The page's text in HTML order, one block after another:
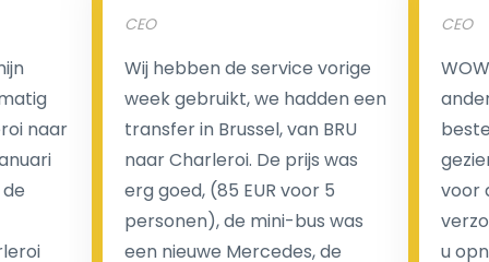
Een van de meest aantrekkelijke voordelen van
luchthaventaxi's is een vast tarief voor uw rit. In
tegenstelling tot traditionele taxi's met taxameter
brengen wij u geen extra kosten in rekening voor de
nachtrit.
We hebben geen ophaaltarief of extra kosten voor
wachttijd als uw vlucht vertraging heeft.
naar
CEO
Wij hebben de service vorige
week gebruikt, we hadden een
transfer in Brussel, van BRU
naar Charleroi. De prijs was
erg goed, (85 EUR voor 5
personen), de mini-bus was
een nieuwe Mercedes, de
CEO
voor
u